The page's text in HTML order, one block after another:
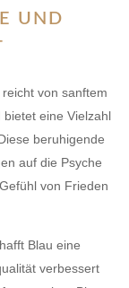
UND
von sanftem
eine Vielzahl
beruhigende
auf die Psyche
von Frieden
Blau eine
verbessert